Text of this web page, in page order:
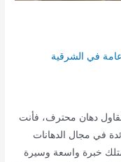
في الشرقية
دهان محترف، فأنت
في مجال الدهانات
خبرة واسعة وسيرة